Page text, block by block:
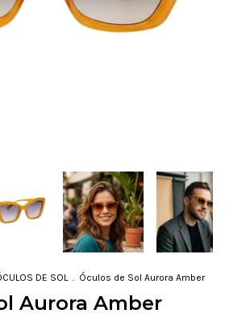
DE SOL . Óculos de Sol Aurora Amber
Aurora Amber